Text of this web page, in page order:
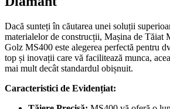
Dacă sunteți în căutarea unei soluții
materialelor de construcții, Mașina de Tăiat
Golz MS400 este alegerea perfectă pentru
top și inovații care vă facilitează munca,
mai mult decât standardul obișnuit.
Caracteristici de Evidențiat: